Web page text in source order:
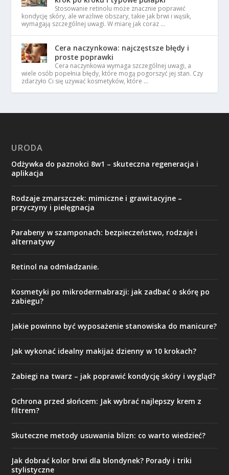
Stosowanie retinolu może znacznie poprawić
kondycję skóry, ale wrażliwe obszary, takie jak brwi i wąsik,
wymagają szczególnej uwagi. W miarę jak coraz …
Cera naczynkowa: najczęstsze błędy i
proste poprawki
Cera naczynkowa wymaga szczególnej uwagi, a
wiele osób popełnia błędy, które mogą pogorszyć jej stan. Czy
zdarzyło Ci się używać kosmetyków, które …
URODA
Odżywka do paznokci 8w1 – skuteczna regeneracja i
aplikacja
Rodzaje zmarszczek: mimiczne i grawitacyjne –
przyczyny i pielęgnacja
Parabeny w szamponach: bezpieczeństwo, rodzaje i
alternatywy
Retinol na odmładzanie.
Kosmetyki po mikrodermabrazji: jak zadbać o skórę po
zabiegu?
Jakie powinno być wyposażenie stanowiska do manicure?
Jak wykonać idealny makijaż dzienny w 10 krokach?
Zabiegi na twarz – jak poprawić kondycję skóry i wygląd?
Ochrona przed słońcem: Jak wybrać najlepszy krem z
filtrem?
Skuteczne metody usuwania blizn: co warto wiedzieć?
Jak dobrać kolor brwi dla blondynek? Porady i triki
stylistyczne